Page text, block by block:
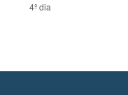
4º dia